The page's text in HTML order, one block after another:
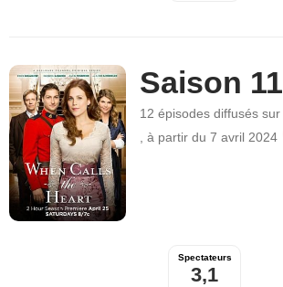
Saison 11
12 épisodes diffusés sur
,à partir du7 avril 2024
Spectateurs
3,1